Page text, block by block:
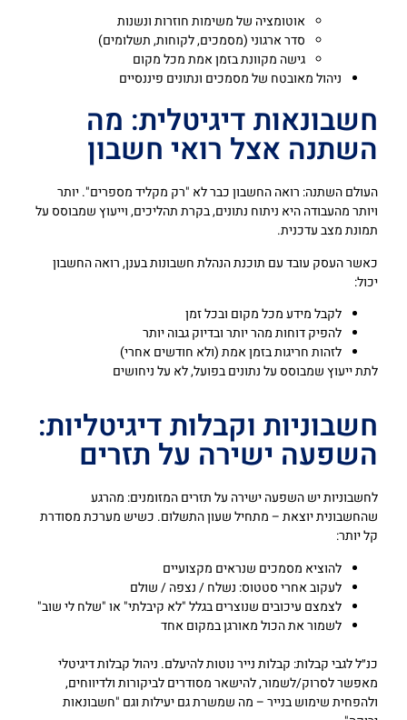
אוטומציה של משימות חוזרות ונשנות
סדר ארגוני (מסמכים, לקוחות, תשלומים)
גישה מקוונת בזמן אמת מכל מקום
ניהול מאובטח של מסמכים ונתונים פיננסיים
חשבונאות דיגיטלית: מה
השתנה אצל רואי חשבון
העולם השתנה: רואה החשבון כבר לא "רק מקליד מספרים". יותר
ויותר מהעבודה היא ניתוח נתונים, בקרת תהליכים, וייעוץ שמבוסס על
תמונת מצב עדכנית.
כאשר העסק עובד עם תוכנת הנהלת חשבונות בענן, רואה החשבון
יכול:
לקבל מידע מכל מקום ובכל זמן
להפיק דוחות מהר יותר ובדיוק גבוה יותר
לזהות חריגות בזמן אמת (ולא חודשים אחרי)
לתת ייעוץ שמבוסס על נתונים בפועל, לא על ניחושים
חשבוניות וקבלות דיגיטליות:
השפעה ישירה על תזרים
לחשבוניות יש השפעה ישירה על תזרים המזומנים: מהרגע
שהחשבונית יוצאת – מתחיל שעון התשלום. כשיש מערכת מסודרת
קל יותר:
להוציא מסמכים שנראים מקצועיים
לעקוב אחרי סטטוס: נשלח / נצפה / שולם
לצמצם עיכובים שנוצרים בגלל "לא קיבלתי" או "שלח לי שוב"
לשמור את הכול מאורגן במקום אחד
כנ״ל לגבי קבלות: קבלות נייר נוטות להיעלם. ניהול קבלות דיגיטלי
מאפשר לסרוק/לשמור, להישאר מסודרים לביקורות ולדיווחים,
ולהפחית שימוש בנייר – מה שמשרת גם יעילות וגם "חשבונאות